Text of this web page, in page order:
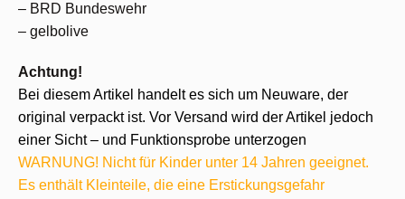
– BRD Bundeswehr
– gelbolive
Achtung!
Bei diesem Artikel handelt es sich um Neuware, der
original verpackt ist. Vor Versand wird der Artikel jedoch
einer Sicht – und Funktionsprobe unterzogen
WARNUNG! Nicht für Kinder unter 14 Jahren geeignet.
Es enthält Kleinteile, die eine Erstickungsgefahr